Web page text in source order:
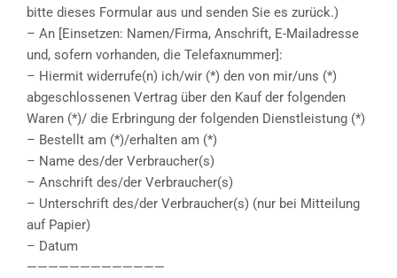
bitte dieses Formular aus und senden Sie es zurück.)
– An [Einsetzen: Namen/Firma, Anschrift, E-Mailadresse
und, sofern vorhanden, die Telefaxnummer]:
– Hiermit widerrufe(n) ich/wir (*) den von mir/uns (*)
abgeschlossenen Vertrag über den Kauf der folgenden
Waren (*)/ die Erbringung der folgenden Dienstleistung (*)
– Bestellt am (*)/erhalten am (*)
– Name des/der Verbraucher(s)
– Anschrift des/der Verbraucher(s)
– Unterschrift des/der Verbraucher(s) (nur bei Mitteilung
auf Papier)
– Datum
—————————————